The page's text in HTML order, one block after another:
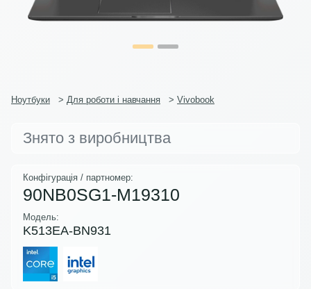
Ноутбуки > Для роботи і навчання > Vivobook
Знято з виробництва
Конфігурація / партномер:
90NB0SG1-M19310
Модель:
K513EA-BN931